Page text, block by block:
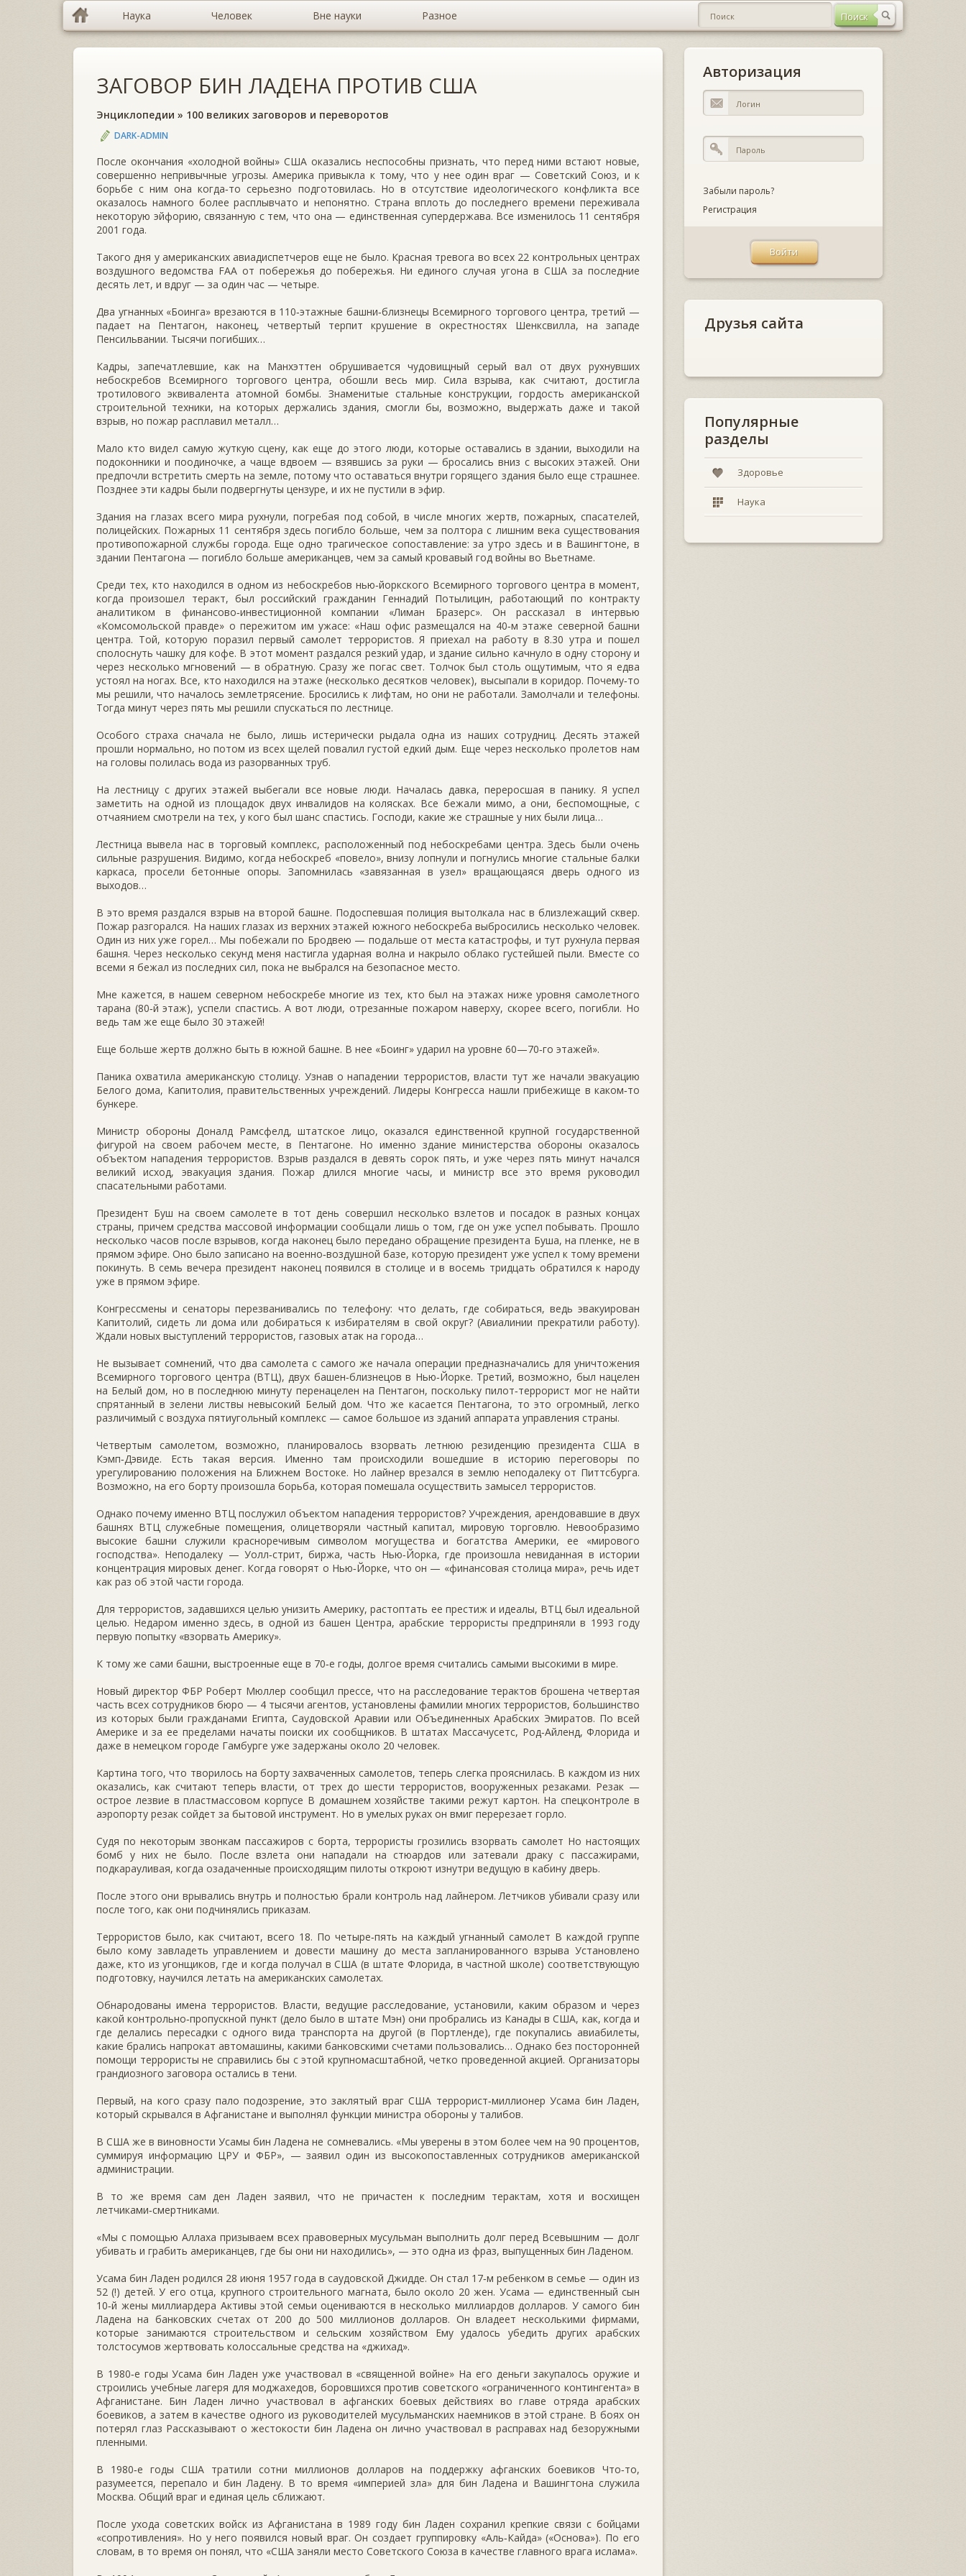
Наука Человек Вне науки Разное
ЗАГОВОР БИН ЛАДЕНА ПРОТИВ США
Энциклопедии » 100 великих заговоров и переворотов
DARK-ADMIN
После окончания «холодной войны» США оказались неспособны признать, что перед ними встают новые,
совершенно непривычные угрозы. Америка привыкла к тому, что у нее один враг — Советский Союз, и к
борьбе с ним она когда‑то серьезно подготовилась. Но в отсутствие идеологического конфликта все
оказалось намного более расплывчато и непонятно. Страна вплоть до последнего времени переживала
некоторую эйфорию, связанную с тем, что она — единственная супердержава. Все изменилось 11 сентября
2001 года.
Такого дня у американских авиадиспетчеров еще не было. Красная тревога во всех 22 контрольных центрах
воздушного ведомства FAA от побережья до побережья. Ни единого случая угона в США за последние
десять лет, и вдруг — за один час — четыре.
Два угнанных «Боинга» врезаются в 110‑этажные башни‑близнецы Всемирного торгового центра, третий —
падает на Пентагон, наконец, четвертый терпит крушение в окрестностях Шенксвилла, на западе
Пенсильвании. Тысячи погибших…
Кадры, запечатлевшие, как на Манхэттен обрушивается чудовищный серый вал от двух рухнувших
небоскребов Всемирного торгового центра, обошли весь мир. Сила взрыва, как считают, достигла
тротилового эквивалента атомной бомбы. Знаменитые стальные конструкции, гордость американской
строительной техники, на которых держались здания, смогли бы, возможно, выдержать даже и такой
взрыв, но пожар расплавил металл…
Мало кто видел самую жуткую сцену, как еще до этого люди, которые оставались в здании, выходили на
подоконники и поодиночке, а чаще вдвоем — взявшись за руки — бросались вниз с высоких этажей. Они
предпочли встретить смерть на земле, потому что оставаться внутри горящего здания было еще страшнее.
Позднее эти кадры были подвергнуты цензуре, и их не пустили в эфир.
Здания на глазах всего мира рухнули, погребая под собой, в числе многих жертв, пожарных, спасателей,
полицейских. Пожарных 11 сентября здесь погибло больше, чем за полтора с лишним века существования
противопожарной службы города. Еще одно трагическое сопоставление: за утро здесь и в Вашингтоне, в
здании Пентагона — погибло больше американцев, чем за самый кровавый год войны во Вьетнаме.
Среди тех, кто находился в одном из небоскребов нью‑йоркского Всемирного торгового центра в момент,
когда произошел теракт, был российский гражданин Геннадий Потылицин, работающий по контракту
аналитиком в финансово‑инвестиционной компании «Лиман Бразерс». Он рассказал в интервью
«Комсомольской правде» о пережитом им ужасе: «Наш офис размещался на 40‑м этаже северной башни
центра. Той, которую поразил первый самолет террористов. Я приехал на работу в 8.30 утра и пошел
сполоснуть чашку для кофе. В этот момент раздался резкий удар, и здание сильно качнуло в одну сторону и
через несколько мгновений — в обратную. Сразу же погас свет. Толчок был столь ощутимым, что я едва
устоял на ногах. Все, кто находился на этаже (несколько десятков человек), высыпали в коридор. Почему‑то
мы решили, что началось землетрясение. Бросились к лифтам, но они не работали. Замолчали и телефоны.
Тогда минут через пять мы решили спускаться по лестнице.
Особого страха сначала не было, лишь истерически рыдала одна из наших сотрудниц. Десять этажей
прошли нормально, но потом из всех щелей повалил густой едкий дым. Еще через несколько пролетов нам
на головы полилась вода из разорванных труб.
На лестницу с других этажей выбегали все новые люди. Началась давка, переросшая в панику. Я успел
заметить на одной из площадок двух инвалидов на колясках. Все бежали мимо, а они, беспомощные, с
отчаянием смотрели на тех, у кого был шанс спастись. Господи, какие же страшные у них были лица…
Лестница вывела нас в торговый комплекс, расположенный под небоскребами центра. Здесь были очень
сильные разрушения. Видимо, когда небоскреб «повело», внизу лопнули и погнулись многие стальные балки
каркаса, просели бетонные опоры. Запомнилась «завязанная в узел» вращающаяся дверь одного из
выходов…
В это время раздался взрыв на второй башне. Подоспевшая полиция вытолкала нас в близлежащий сквер.
Пожар разгорался. На наших глазах из верхних этажей южного небоскреба выбросились несколько человек.
Один из них уже горел… Мы побежали по Бродвею — подальше от места катастрофы, и тут рухнула первая
башня. Через несколько секунд меня настигла ударная волна и накрыло облако густейшей пыли. Вместе со
всеми я бежал из последних сил, пока не выбрался на безопасное место.
Мне кажется, в нашем северном небоскребе многие из тех, кто был на этажах ниже уровня самолетного
тарана (80‑й этаж), успели спастись. А вот люди, отрезанные пожаром наверху, скорее всего, погибли. Но
ведь там же еще было 30 этажей!
Еще больше жертв должно быть в южной башне. В нее «Боинг» ударил на уровне 60—70‑го этажей».
Паника охватила американскую столицу. Узнав о нападении террористов, власти тут же начали эвакуацию
Белого дома, Капитолия, правительственных учреждений. Лидеры Конгресса нашли прибежище в каком‑то
бункере.
Министр обороны Доналд Рамсфелд, штатское лицо, оказался единственной крупной государственной
фигурой на своем рабочем месте, в Пентагоне. Но именно здание министерства обороны оказалось
объектом нападения террористов. Взрыв раздался в девять сорок пять, и уже через пять минут начался
великий исход, эвакуация здания. Пожар длился многие часы, и министр все это время руководил
спасательными работами.
Президент Буш на своем самолете в тот день совершил несколько взлетов и посадок в разных концах
страны, причем средства массовой информации сообщали лишь о том, где он уже успел побывать. Прошло
несколько часов после взрывов, когда наконец было передано обращение президента Буша, на пленке, не в
прямом эфире. Оно было записано на военно‑воздушной базе, которую президент уже успел к тому времени
покинуть. В семь вечера президент наконец появился в столице и в восемь тридцать обратился к народу
уже в прямом эфире.
Конгрессмены и сенаторы перезванивались по телефону: что делать, где собираться, ведь эвакуирован
Капитолий, сидеть ли дома или добираться к избирателям в свой округ? (Авиалинии прекратили работу).
Ждали новых выступлений террористов, газовых атак на города…
Не вызывает сомнений, что два самолета с самого же начала операции предназначались для уничтожения
Всемирного торгового центра (ВТЦ), двух башен‑близнецов в Нью‑Йорке. Третий, возможно, был нацелен
на Белый дом, но в последнюю минуту перенацелен на Пентагон, поскольку пилот‑террорист мог не найти
спрятанный в зелени листвы невысокий Белый дом. Что же касается Пентагона, то это огромный, легко
различимый с воздуха пятиугольный комплекс — самое большое из зданий аппарата управления страны.
Четвертым самолетом, возможно, планировалось взорвать летнюю резиденцию президента США в
Кэмп‑Дэвиде. Есть такая версия. Именно там происходили вошедшие в историю переговоры по
урегулированию положения на Ближнем Востоке. Но лайнер врезался в землю неподалеку от Питтсбурга.
Возможно, на его борту произошла борьба, которая помешала осуществить замысел террористов.
Однако почему именно ВТЦ послужил объектом нападения террористов? Учреждения, арендовавшие в двух
башнях ВТЦ служебные помещения, олицетворяли частный капитал, мировую торговлю. Невообразимо
высокие башни служили красноречивым символом могущества и богатства Америки, ее «мирового
господства». Неподалеку — Уолл‑стрит, биржа, часть Нью‑Йорка, где произошла невиданная в истории
концентрация мировых денег. Когда говорят о Нью‑Йорке, что он — «финансовая столица мира», речь идет
как раз об этой части города.
Для террористов, задавшихся целью унизить Америку, растоптать ее престиж и идеалы, ВТЦ был идеальной
целью. Недаром именно здесь, в одной из башен Центра, арабские террористы предприняли в 1993 году
первую попытку «взорвать Америку».
К тому же сами башни, выстроенные еще в 70‑е годы, долгое время считались самыми высокими в мире.
Новый директор ФБР Роберт Мюллер сообщил прессе, что на расследование терактов брошена четвертая
часть всех сотрудников бюро — 4 тысячи агентов, установлены фамилии многих террористов, большинство
из которых были гражданами Египта, Саудовской Аравии или Объединенных Арабских Эмиратов. По всей
Америке и за ее пределами начаты поиски их сообщников. В штатах Массачусетс, Род‑Айленд, Флорида и
даже в немецком городе Гамбурге уже задержаны около 20 человек.
Картина того, что творилось на борту захваченных самолетов, теперь слегка прояснилась. В каждом из них
оказались, как считают теперь власти, от трех до шести террористов, вооруженных резаками. Резак —
острое лезвие в пластмассовом корпусе В домашнем хозяйстве такими режут картон. На спецконтроле в
аэропорту резак сойдет за бытовой инструмент. Но в умелых руках он вмиг перерезает горло.
Судя по некоторым звонкам пассажиров с борта, террористы грозились взорвать самолет Но настоящих
бомб у них не было. После взлета они нападали на стюардов или затевали драку с пассажирами,
подкарауливая, когда озадаченные происходящим пилоты откроют изнутри ведущую в кабину дверь.
После этого они врывались внутрь и полностью брали контроль над лайнером. Летчиков убивали сразу или
после того, как они подчинялись приказам.
Террористов было, как считают, всего 18. По четыре‑пять на каждый угнанный самолет В каждой группе
было кому завладеть управлением и довести машину до места запланированного взрыва Установлено
даже, кто из угонщиков, где и когда получал в США (в штате Флорида, в частной школе) соответствующую
подготовку, научился летать на американских самолетах.
Обнародованы имена террористов. Власти, ведущие расследование, установили, каким образом и через
какой контрольно‑пропускной пункт (дело было в штате Мэн) они пробрались из Канады в США, как, когда и
где делались пересадки с одного вида транспорта на другой (в Портленде), где покупались авиабилеты,
какие брались напрокат автомашины, какими банковскими счетами пользовались… Однако без посторонней
помощи террористы не справились бы с этой крупномасштабной, четко проведенной акцией. Организаторы
грандиозного заговора остались в тени.
Первый, на кого сразу пало подозрение, это заклятый враг США террорист‑миллионер Усама бин Ладен,
который скрывался в Афганистане и выполнял функции министра обороны у талибов.
В США же в виновности Усамы бин Ладена не сомневались. «Мы уверены в этом более чем на 90 процентов,
суммируя информацию ЦРУ и ФБР», — заявил один из высокопоставленных сотрудников американской
администрации.
В то же время сам ден Ладен заявил, что не причастен к последним терактам, хотя и восхищен
летчиками‑смертниками.
«Мы с помощью Аллаха призываем всех правоверных мусульман выполнить долг перед Всевышним — долг
убивать и грабить американцев, где бы они ни находились», — это одна из фраз, выпущенных бин Ладеном.
Усама бин Ладен родился 28 июня 1957 года в саудовской Джидде. Он стал 17‑м ребенком в семье — один из
52 (!) детей. У его отца, крупного строительного магната, было около 20 жен. Усама — единственный сын
10‑й жены миллиардера Активы этой семьи оцениваются в несколько миллиардов долларов. У самого бин
Ладена на банковских счетах от 200 до 500 миллионов долларов. Он владеет несколькими фирмами,
которые занимаются строительством и сельским хозяйством Ему удалось убедить других арабских
толстосумов жертвовать колоссальные средства на «джихад».
В 1980‑е годы Усама бин Ладен уже участвовал в «священной войне» На его деньги закупалось оружие и
строились учебные лагеря для моджахедов, боровшихся против советского «ограниченного контингента» в
Афганистане. Бин Ладен лично участвовал в афганских боевых действиях во главе отряда арабских
боевиков, а затем в качестве одного из руководителей мусульманских наемников в этой стране. В боях он
потерял глаз Рассказывают о жестокости бин Ладена он лично участвовал в расправах над безоружными
пленными.
В 1980‑е годы США тратили сотни миллионов долларов на поддержку афганских боевиков Что‑то,
разумеется, перепало и бин Ладену. В то время «империей зла» для бин Ладена и Вашингтона служила
Москва. Общий враг и единая цель сближают.
После ухода советских войск из Афганистана в 1989 году бин Ладен сохранил крепкие связи с бойцами
«сопротивления». Но у него появился новый враг. Он создает группировку «Аль‑Кайда» («Основа»). По его
словам, в то время он понял, что «США заняли место Советского Союза в качестве главного врага ислама».
Авторизация
Забыли пароль?
Регистрация
Друзья сайта
Популярные
разделы
Здоровье
Наука